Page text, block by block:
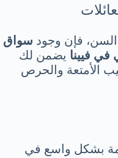
فإن وجود سواق
فيينا يضمن لك
الأمتعة والحرص
بشكل واسع في